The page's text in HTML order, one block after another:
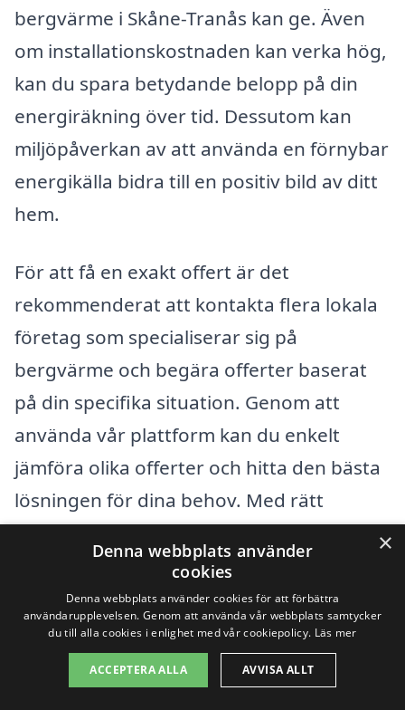
bergvärme i Skåne-Tranås kan ge. Även
om installationskostnaden kan verka hög,
kan du spara betydande belopp på din
energiräkning över tid. Dessutom kan
miljöpåverkan av att använda en förnybar
energikälla bidra till en positiv bild av ditt
hem.
För att få en exakt offert är det
rekommenderat att kontakta flera lokala
företag som specialiserar sig på
bergvärme och begära offerter baserat
på din specifika situation. Genom att
använda vår plattform kan du enkelt
jämföra olika offerter och hitta den bästa
lösningen för dina behov. Med rätt
företag på din sida kan du vara säker på
att din investering i bergvärme i Skåne-
Tranås blir väl utförd och ekonomiskt
fördelaktig på lång sikt.
Få 3 erbjudanden, gratis och utan
×
Denna webbplats använder
cookies
Denna webbplats använder cookies för att förbättra
användarupplevelsen. Genom att använda vår webbplats samtycker
du till alla cookies i enlighet med vår cookiepolicy. Läs mer
ACCEPTERA ALLA AVVISA ALLT